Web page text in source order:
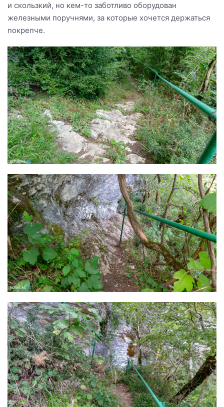
и скользкий, но кем-то заботливо оборудован
железными поручнями, за которые хочется держаться
покрепче.